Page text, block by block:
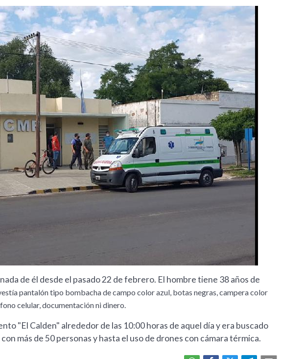
de él desde el pasado 22 de febrero. El hombre tiene 38 años de
pantalón tipo bombacha de campo color azul, botas negras, campera color
celular, documentación ni dinero.
"El Calden" alrededor de las 10:00 horas de aquel día y era buscado
más de 50 personas y hasta el uso de drones con cámara térmica.